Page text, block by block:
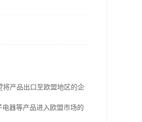
产品出口至欧盟地区的企
器等产品进入欧盟市场的